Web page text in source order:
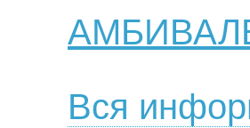
Вся